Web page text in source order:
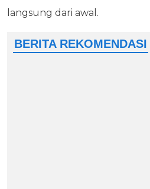
langsung dari awal.